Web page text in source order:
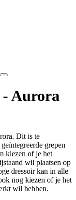
- Aurora
Dit is te
grepen
kiezen of je het
wil plaatsen op
dressoir kan in alle
nog kiezen of je het
wil hebben.